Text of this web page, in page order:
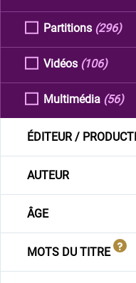
Partitions (296)
Vidéos (106)
Multimédia (56)
ÉDITEUR /
AUTEUR
ÂGE
MOTS DU TITRE